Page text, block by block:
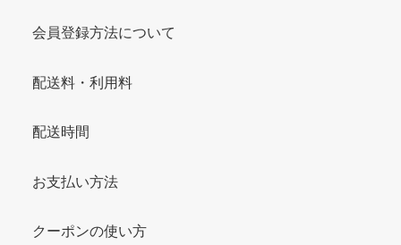
会員登録方法について
配送料・利用料
配送時間
お支払い方法
クーポンの使い方